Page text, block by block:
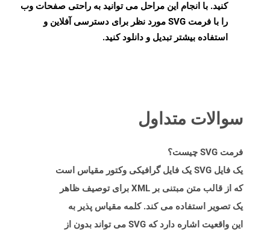
کنید. با انجام این مراحل می توانید به راحتی صفحات وب
را با فرمت SVG مورد نظر برای دسترسی آفلاین و
استفاده بیشتر تبدیل و دانلود کنید.
سوالات متداول
فرمت SVG چیست؟
یک فایل SVG یک فایل گرافیکی وکتور مقیاس است
که از قالب متن مبتنی بر XML برای توصیف ظاهر
یک تصویر استفاده می کند. کلمه مقیاس پذیر به
این واقعیت اشاره دارد که SVG می تواند بدون از